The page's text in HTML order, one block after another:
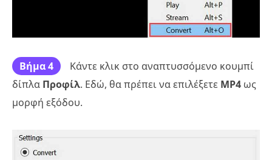
Βήμα 4
Κάντε κλικ στο αναπτυσσόμενο κουμπί
δίπλα Προφίλ. Εδώ, θα πρέπει να επιλέξετε MP4 ως
μορφή εξόδου.